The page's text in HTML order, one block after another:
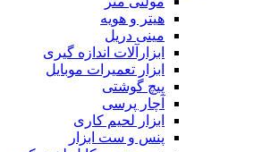
هیتر و هویه
مینی دریل
ابزارآلات اندازه گیری
ابزار تعمیرات موبایل
پیچ گوشتی
آچار پرسی
ابزار لحیم کاری
پنس و ست ابزار